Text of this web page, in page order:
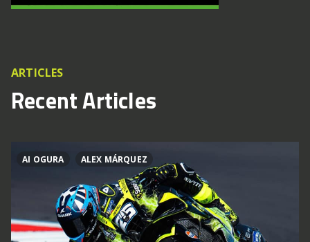
ARTICLES
Recent Articles
AI OGURA ALEX MÁRQUEZ